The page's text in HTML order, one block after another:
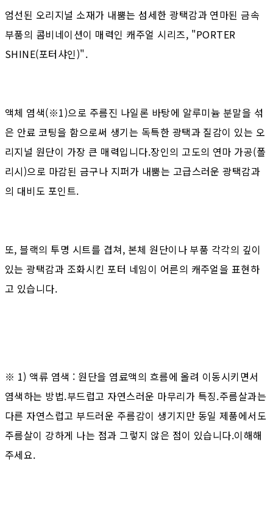
엄선된 오리지널 소재가 내뿜는 섬세한 광택감과 연마된 금속
부품의 콤비네이션이 매력인 캐주얼 시리즈, "PORTER
SHINE(포터샤인)".
액체 염색(※1)으로 주름진 나일론 바탕에 알루미늄 분말을 섞
은 안료 코팅을 함으로써 생기는 독특한 광택과 질감이 있는 오
리지널 원단이 가장 큰 매력입니다.장인의 고도의 연마 가공(폴
리시)으로 마감된 금구나 지퍼가 내뿜는 고급스러운 광택감과
의 대비도 포인트.
또, 블랙의 투명 시트를 겹쳐, 본체 원단이나 부품 각각의 깊이
있는 광택감과 조화시킨 포터 네임이 어른의 캐주얼을 표현하
고 있습니다.
※ 1) 액류 염색 : 원단을 염료액의 흐름에 올려 이동시키면서
염색하는 방법.부드럽고 자연스러운 마무리가 특징.주름살과는
다른 자연스럽고 부드러운 주름감이 생기지만 동일 제품에서도
주름살이 강하게 나는 점과 그렇지 않은 점이 있습니다.이해해
주세요.